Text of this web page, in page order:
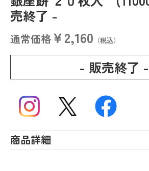
売終了 -
通常価格￥2,160 （税込）
- 販売終了 -
商品詳細